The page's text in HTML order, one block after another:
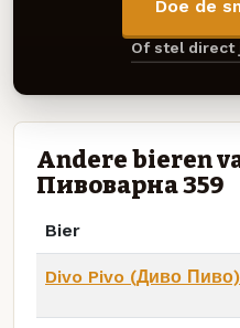
Doe de
Of stel direct
Andere bieren
Пивоварна 359
Bier
Divo Pivo (Диво Пиво)